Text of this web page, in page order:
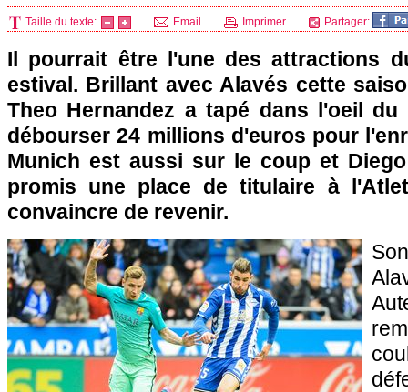
Taille du texte: Email Imprimer Partager:
Il pourrait être l'une des attractions
estival. Brillant avec Alavés cette
Theo Hernandez a tapé dans l'oeil
débourser 24 millions d'euros pour
Munich est aussi sur le coup et
promis une place de titulaire à
convaincre de revenir.